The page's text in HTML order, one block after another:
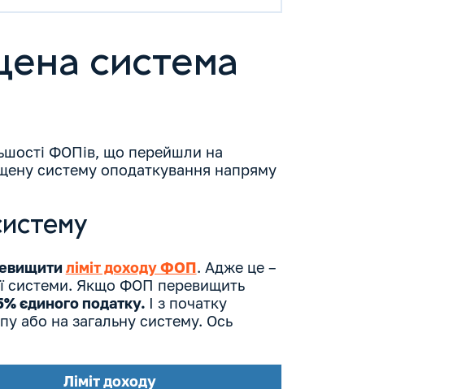
система
ФОПів, що перейшли на
систему оподаткування напряму
ліміт доходу ФОП. Адже це –
системи. Якщо ФОП перевищить
єдиного податку. І з початку
або на загальну систему. Ось
Ліміт доходу